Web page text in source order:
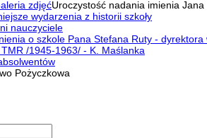
zdjęćUroczystość nadania imienia
wydarzenia z historii szkoły
nauczyciele
o szkole Pana Stefana Ruty -
/1945-1963/ - K. Maślanka
Pożyczkowa